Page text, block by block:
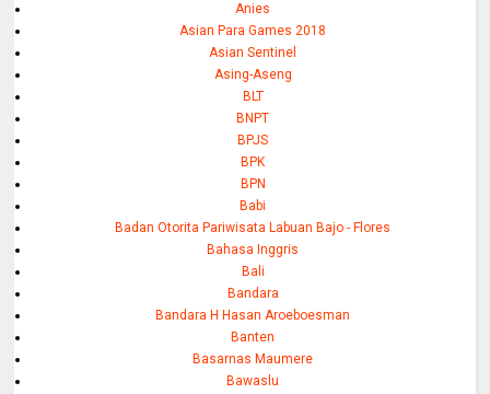
Anies
Asian Para Games 2018
Asian Sentinel
Asing-Aseng
BLT
BNPT
BPJS
BPK
BPN
Babi
Badan Otorita Pariwisata Labuan Bajo - Flores
Bahasa Inggris
Bali
Bandara
Bandara H Hasan Aroeboesman
Banten
Basarnas Maumere
Bawaslu